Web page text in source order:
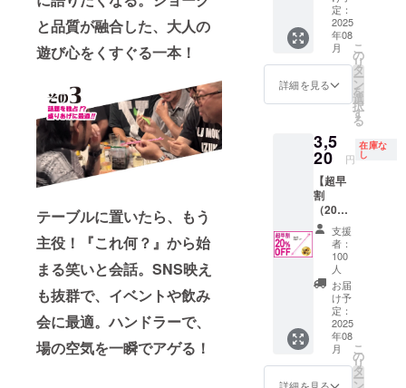
と品質が融合した、大人の
遊び心をくすぐる一本！
テーブルに置いたら、もう
主役！『これ何？』から始
まる笑いと会話。SNS映え
も抜群で、イベントや飲み
会に最適。ハンドラーで、
場の空気を一瞬でアゲる！
開始予
定です
があり
ます ※
皆様の
支援に
より量
産効率
売予定
価格が
下がる
可能性
もござ
いま
す。
2025年
8月頃か
らオン
ライン
ショッ
プなど
にて一
般販売
くわか
ならな
い！？
だとか
色々な
評価が
ぷりの
タブ
「カン
ゾー工
務店」
をパッ
クにし
たお酒
好きに
うれし
いセッ
ト！！
割引し
たマド
ラーと
！ 夜の
お店・
飲食
店・ア
ウトド
ア
ショッ
ン向
け！ 販
売予定
価格
44,000
円
→《25
%OFF
33,000
円 〈内
容〉 ・
ハンド
ラー ピ
ンク 5
本 ・ハ
ンド
定：
2025
年08
月
詳細を見る
こ
の
リ
タ
ー
ン
を
選
択
す
る
3,5
20 円
在庫な
し
【超早
割
（20%
OFF）
】
CAMPF
IRE限定
PRICE
！割引
したマ
ドラー
を１本
お届
け！ 販
売予定
支援
者：
100
人
お届
け予
定：
2025
年08
月
こ
の
リ
タ
ー